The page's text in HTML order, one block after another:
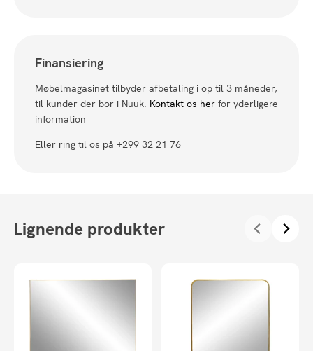
Finansiering
Møbelmagasinet tilbyder afbetaling i op til 3 måneder,
til kunder der bor i Nuuk. Kontakt os her for yderligere
information
Eller ring til os på +299 32 21 76
Lignende produkter